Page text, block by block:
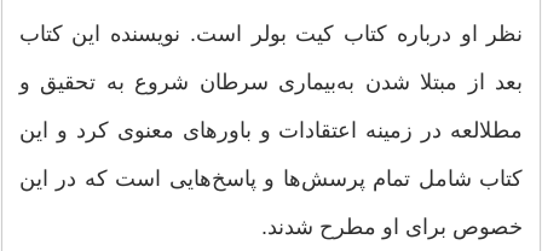
نظر او درباره کتاب کیت بولر است. نویسنده این کتاب
بعد از مبتلا شدن به‌بیماری سرطان شروع به تحقیق و
مطلالعه در زمینه اعتقادات و باورهای معنوی کرد و این
کتاب شامل تمام پرسش‌ها و پاسخ‌هایی است که در این
خصوص برای او مطرح شدند.